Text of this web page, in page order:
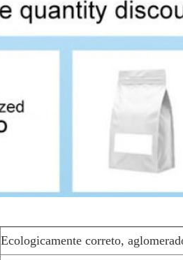
Ecologicamente correto,